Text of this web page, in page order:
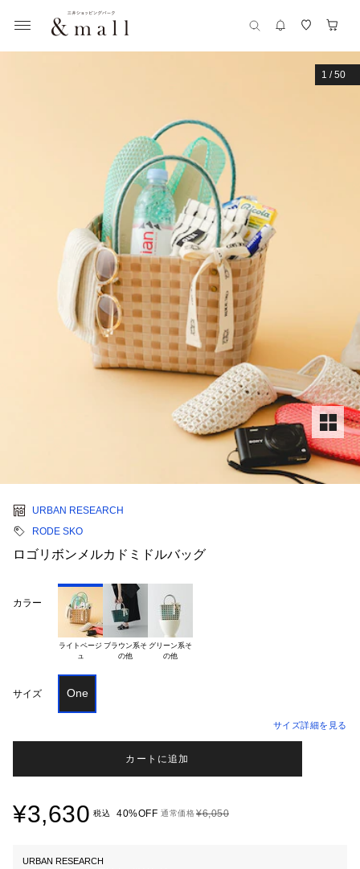
1 /50
URBAN RESEARCH
RODE SKO
ロゴリボンメルカドミドルバッグ
カラー
ライトベージ ブラウン系そ グリーン系そ
サイズ One
サイズ詳細を見る
カートに追加
¥3,630 税込 40%OFF 通常価格¥6,050
URBAN RESEARCH